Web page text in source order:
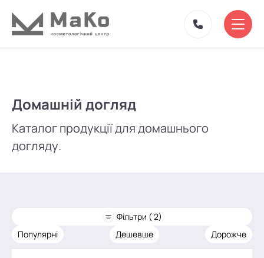
Домашній догляд
Каталог продукції для домашнього
догляду.
Фільтри ( 2)
Популярні
Дешевше Дорожче